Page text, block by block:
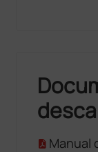
Manual